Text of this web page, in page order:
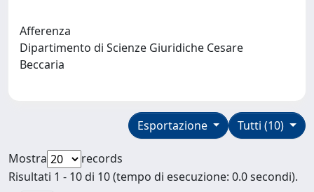
Afferenza
Dipartimento di Scienze Giuridiche Cesare
Beccaria
Tutti (10)
Esportazione
Mostra
records
Risultati 1 - 10 di 10 (tempo di esecuzione: 0.0 secondi).